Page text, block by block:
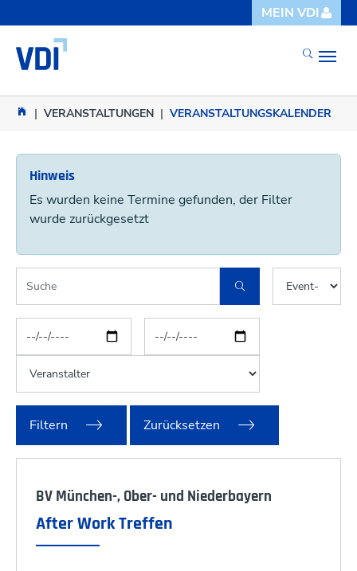
MEIN VDI
You are here:
VERANSTALTUNGEN VERANSTALTUNGSKALENDER
Hinweis
Es wurden keine Termine gefunden, der Filter
wurde zurückgesetzt
Filtern Zurücksetzen
BV München-, Ober- und Niederbayern
After Work Treffen